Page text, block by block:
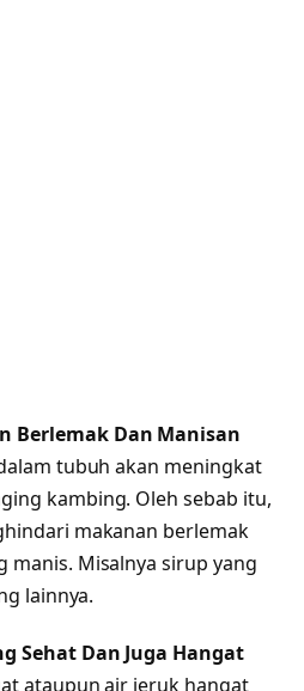
Berlemak Dan Manisan
tubuh akan meningkat
kambing. Oleh sebab itu,
makanan berlemak
manis. Misalnya sirup yang
lainnya.
Sehat Dan Juga Hangat
ataupun air jeruk hangat